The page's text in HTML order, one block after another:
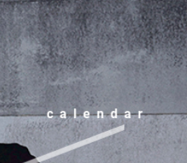
calendar